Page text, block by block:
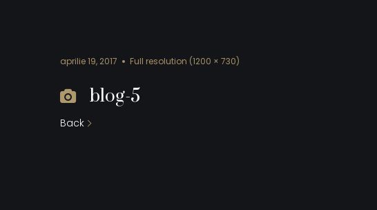
aprilie 19, 2017 Full resolution (1200 × 730)
blog-5
Back